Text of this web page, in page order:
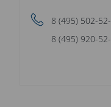
8 (495) 502-
8 (495) 920-